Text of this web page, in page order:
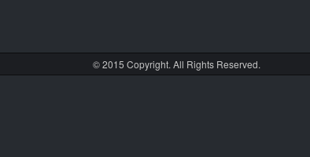
© 2015 Copyright. All Rights Reserved.